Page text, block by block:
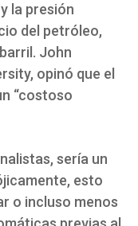
la presión
del petróleo,
John
opinó que el
“costoso
sería un
esto
o incluso menos